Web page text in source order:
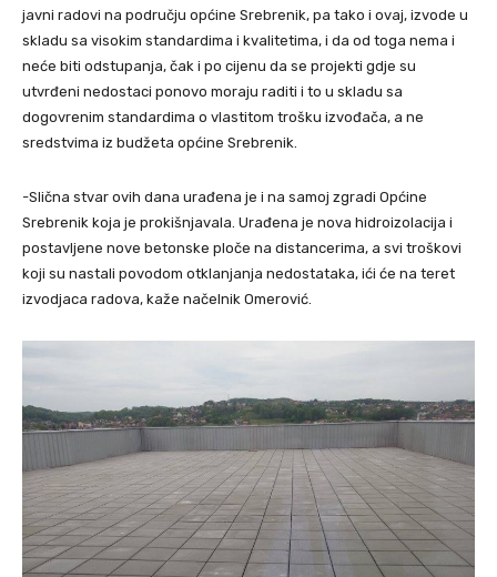
javni radovi na području općine Srebrenik, pa tako i ovaj, izvode u
skladu sa visokim standardima i kvalitetima, i da od toga nema i
neće biti odstupanja, čak i po cijenu da se projekti gdje su
utvrđeni nedostaci ponovo moraju raditi i to u skladu sa
dogovrenim standardima o vlastitom trošku izvođača, a ne
sredstvima iz budžeta općine Srebrenik.
-Slična stvar ovih dana urađena je i na samoj zgradi Općine
Srebrenik koja je prokišnjavala. Urađena je nova hidroizolacija i
postavljene nove betonske ploče na distancerima, a svi troškovi
koji su nastali povodom otklanjanja nedostataka, ići će na teret
izvodjaca radova, kaže načelnik Omerović.